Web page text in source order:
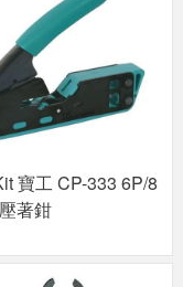
寶工 CP-333 6P/8
著鉗